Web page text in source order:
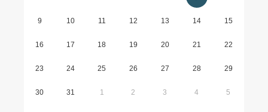
9 10 11 12 13 14 15
16 17 18 19 20 21 22
23 24 25 26 27 28 29
30 31 1 2 3 4 5